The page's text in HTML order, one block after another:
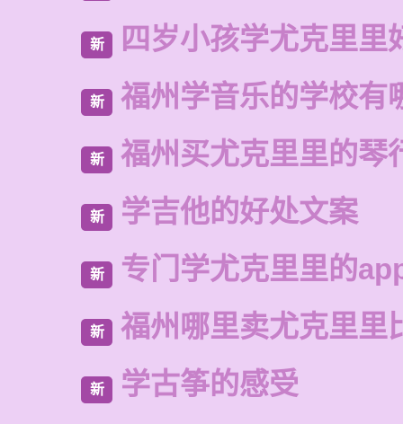
新 四岁小孩学尤克里里
新 福州学音乐的学校有
新 福州买尤克里里的琴
新 学吉他的好处文案
新 专门学尤克里里的
新 福州哪里卖尤克里里
新 学古筝的感受